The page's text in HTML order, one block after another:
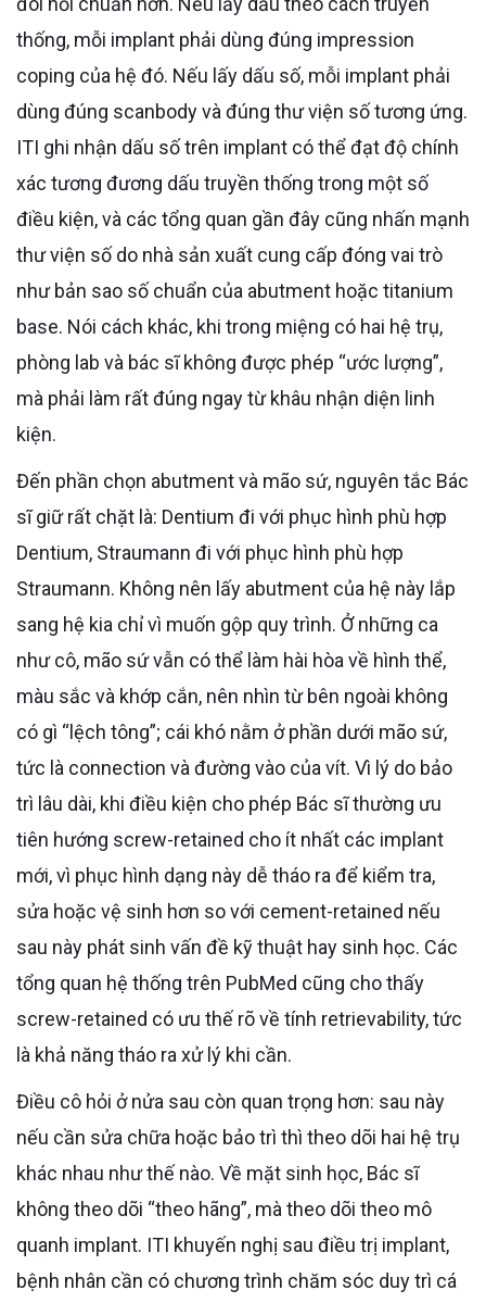
thống, mỗi implant phải dùng đúng impression
coping của hệ đó. Nếu lấy dấu số, mỗi implant phải
dùng đúng scanbody và đúng thư viện số tương ứng.
ITI ghi nhận dấu số trên implant có thể đạt độ chính
xác tương đương dấu truyền thống trong một số
điều kiện, và các tổng quan gần đây cũng nhấn mạnh
thư viện số do nhà sản xuất cung cấp đóng vai trò
như bản sao số chuẩn của abutment hoặc titanium
base. Nói cách khác, khi trong miệng có hai hệ trụ,
phòng lab và bác sĩ không được phép “ước lượng”,
mà phải làm rất đúng ngay từ khâu nhận diện linh
kiện.
Đến phần chọn abutment và mão sứ, nguyên tắc Bác
sĩ giữ rất chặt là: Dentium đi với phục hình phù hợp
Dentium, Straumann đi với phục hình phù hợp
Straumann. Không nên lấy abutment của hệ này lắp
sang hệ kia chỉ vì muốn gộp quy trình. Ở những ca
như cô, mão sứ vẫn có thể làm hài hòa về hình thể,
màu sắc và khớp cắn, nên nhìn từ bên ngoài không
có gì “lệch tông”; cái khó nằm ở phần dưới mão sứ,
tức là connection và đường vào của vít. Vì lý do bảo
trì lâu dài, khi điều kiện cho phép Bác sĩ thường ưu
tiên hướng screw-retained cho ít nhất các implant
mới, vì phục hình dạng này dễ tháo ra để kiểm tra,
sửa hoặc vệ sinh hơn so với cement-retained nếu
sau này phát sinh vấn đề kỹ thuật hay sinh học. Các
tổng quan hệ thống trên PubMed cũng cho thấy
screw-retained có ưu thế rõ về tính retrievability, tức
là khả năng tháo ra xử lý khi cần.
Điều cô hỏi ở nửa sau còn quan trọng hơn: sau này
nếu cần sửa chữa hoặc bảo trì thì theo dõi hai hệ trụ
khác nhau như thế nào. Về mặt sinh học, Bác sĩ
không theo dõi “theo hãng”, mà theo dõi theo mô
quanh implant. ITI khuyến nghị sau điều trị implant,
bệnh nhân cần có chương trình chăm sóc duy trì cá